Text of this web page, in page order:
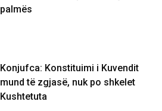
palmës
Konjufca: Konstituimi i Kuvendit
mund të zgjasë, nuk po shkelet
Kushtetuta